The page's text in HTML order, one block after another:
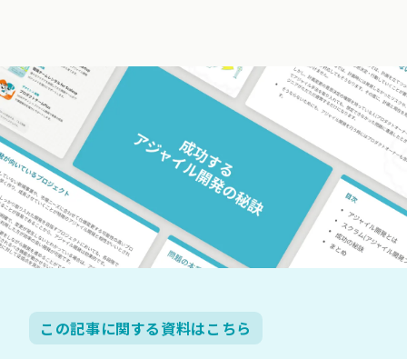
この記事に関する資料はこちら